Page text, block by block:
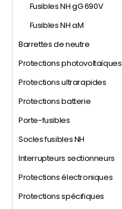
Fusibles NH gG 690V
Fusibles NH aM
Barrettes de neutre
Protections photovoltaïques
Protections ultrarapides
Protections batterie
Porte-fusibles
Socles fusibles NH
Interrupteurs sectionneurs
Protections électroniques
Protections spécifiques